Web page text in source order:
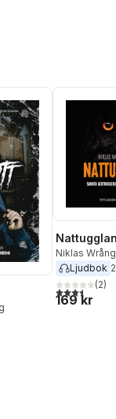
Totalt antal röster:
Nattugglan
Niklas
Ljudbok
3,5utav 5(2)
169 kr